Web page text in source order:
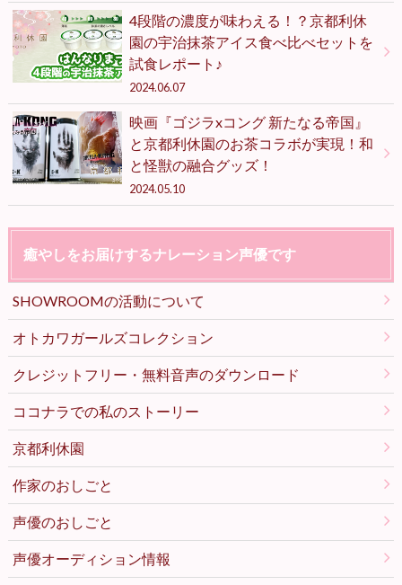
4段階の濃度が味わえる！？京都利休
園の宇治抹茶アイス食べ比べセットを
試食レポート♪
2024.06.07
映画『ゴジラxコング 新たなる帝国』
と京都利休園のお茶コラボが実現！和
と怪獣の融合グッズ！
2024.05.10
癒やしをお届けするナレーション声優です
SHOWROOMの活動について
オトカワガールズコレクション
クレジットフリー・無料音声のダウンロード
ココナラでの私のストーリー
京都利休園
作家のおしごと
声優のおしごと
声優オーディション情報